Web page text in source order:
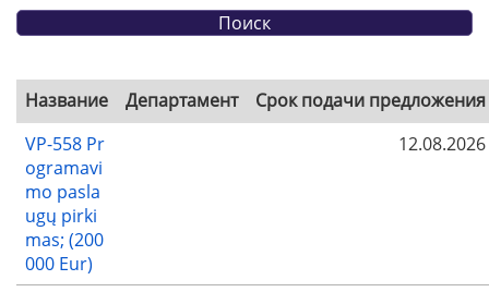
Название Департамент
Срок подачи предложения
VP-558 Pr
ogramavi
mo pasla
ugų pirki
mas; (200
000 Eur)
12.08.2026